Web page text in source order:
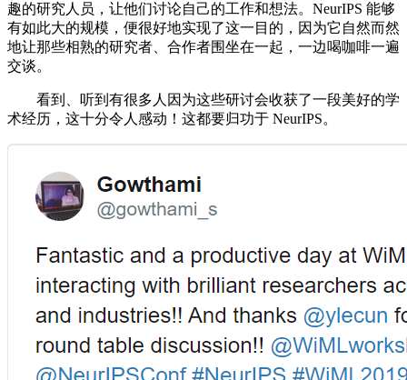
趣的研究人员，让他们讨论自己的工作和想法。NeurIPS 能够
有如此大的规模，便很好地实现了这一目的，因为它自然而然
地让那些相熟的研究者、合作者围坐在一起，一边喝咖啡一遍
交谈。
看到、听到有很多人因为这些研讨会收获了一段美好的学
术经历，这十分令人感动！这都要归功于 NeurIPS。